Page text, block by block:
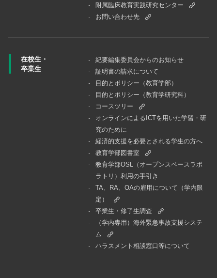
附属臨床教育実践研究センター
お問い合わせ先
在校生・
卒業生
紀要編集委員会からのお知らせ
証明書の請求について
目的とポリシー（教育学部）
目的とポリシー（教育学研究科）
コースツリー
オンラインによるICTを用いた学習・研
究のために
経済的支援を必要とされる学生の方へ
教育学部図書室
教育学部OSL（オープンスペースラボ
ラトリ）利用の手引き
TA、RA、OAの雇用について（学内限
定）
卒業生・修了生調査
（学内専用）海外緊急事故支援システ
ム
ハラスメント相談窓口等について